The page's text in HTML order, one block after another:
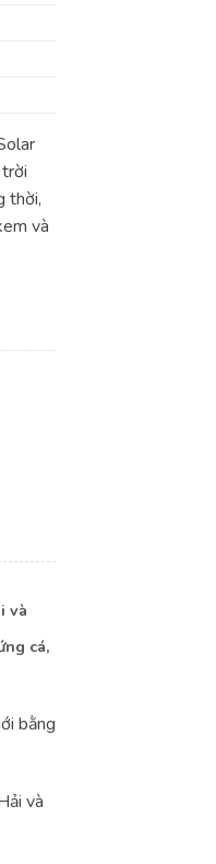
thời,
và
và
cá,
bằng
và